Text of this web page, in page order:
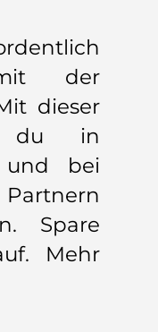
der
dieser
du in
und bei
Spare
Mehr